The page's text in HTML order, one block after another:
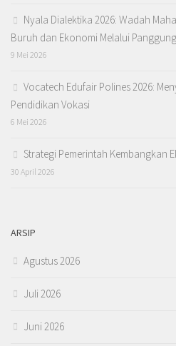
Nyala Dialektika 2026: Wadah
Buruh dan Ekonomi Melalui
9 Mei 2026
Vocatech Edufair Polines 2026:
Pendidikan Vokasi
6 Mei 2026
Strategi Pemerintah Kembangkan
30 April 2026
ARSIP
Agustus 2026
Juli 2026
Juni 2026